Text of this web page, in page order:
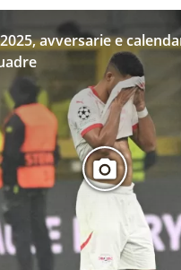
avversarie e